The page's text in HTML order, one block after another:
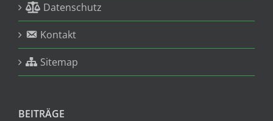
Datenschutz
Kontakt
Sitemap
BEITRÄGE